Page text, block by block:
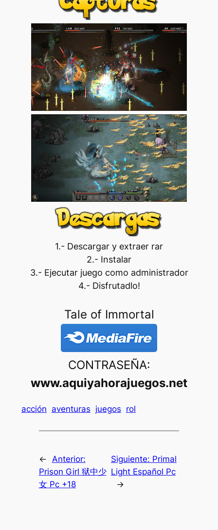
1.- Descargar y extraer rar
2.- Instalar
3.- Ejecutar juego como administrador
4.- Disfrutadlo!
Tale of Immortal
CONTRASEÑA:
www.aquiyahorajuegos.net
acción aventuras juegos rol
← Anterior:
Prison Girl 狱中少
女 Pc +18
Siguiente: Primal
Light Español Pc
→